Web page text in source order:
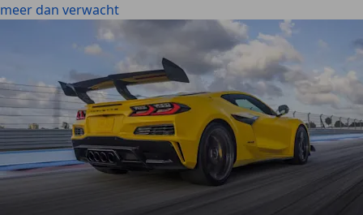
meer dan verwacht